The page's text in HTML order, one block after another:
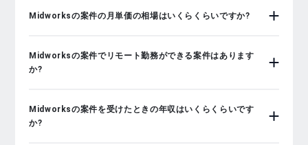
Midworksの案件の月単価の相場はいくらくらいですか?
Midworksの案件でリモート勤務ができる案件はあります
か?
Midworksの案件を受けたときの年収はいくらくらいです
か?